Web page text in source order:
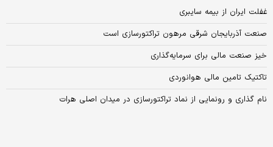
غفلت ایران از بیمه سایبری
صنعت آذربایجان شرقی مرهون تراکتورسازی است
خیز صنعت مالی برای سرمایه‌گذاری
تاکتیک تامین مالی هوانوردی
نام گذاری و رونمایی از نماد تراکتورسازی در میدان اصلی هرات